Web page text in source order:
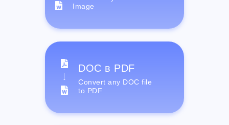
Image
DOC в PDF
Convert any DOC file
to PDF